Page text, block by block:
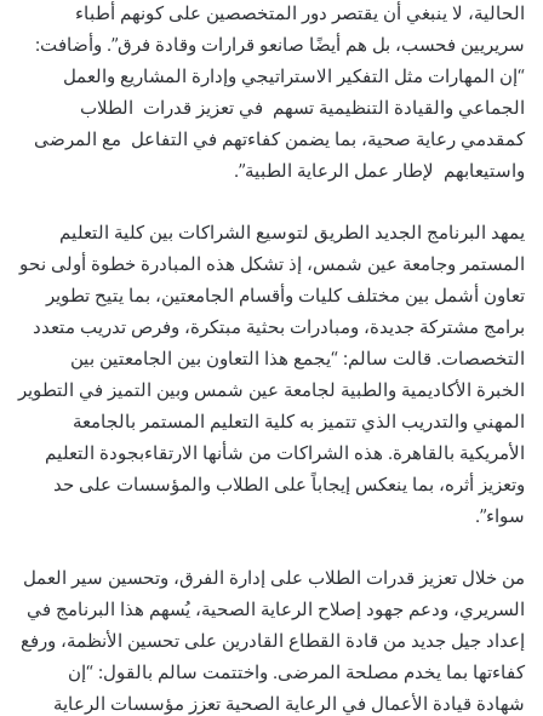
الحالية، لا ينبغي أن يقتصر دور المتخصصين على كونهم أطباء
سريريين فحسب، بل هم أيضًا صانعو قرارات وقادة فرق”. وأضافت:
“إن المهار ات مثل التفكير الاستراتيجي وإدارة المشاريع والعمل
الجماعي والقيادة التنظيمية تسهم في تعزيز قدرات الطلاب
كمقدمي رعاية صحية، بما يضمن كفاءتهم في التفاعل مع المرضى
واستيعابهم لإطار عمل الرعاية الطبية”.
يمهد البرنامج الجديد الطريق لتوسيع الشراكات بين كلية التعليم
المستمر وجامعة عين شمس، إذ تشكل هذه المبادرة خطوة أولى نحو
تعاون أشمل بين مختلف كليات وأقسام الجامعتين، بما يتيح تطوير
برامج مشتركة جديدة، ومبادرات بحثية مبتكرة، وفرص تدريب متعدد
التخصصات. قالت سالم: “يجمع هذا التعاون بين الجامعتين بين
الخبرة الأكاديمية والطبية لجامعة عين شمس وبين التميز في التطوير
المهني والتدريب الذي تتميز به كلية التعليم المستمر بالجامعة
الأمريكية بالقاهرة. هذه الشراكات من شأنها الارتقاءبجودة التعليم
وتعزيز أثره، بما ينعكس إيجاباً على الطلاب والمؤسسات على حد
سواء”.
من خلال تعزيز قدرات الطلاب على إدارة الفرق، وتحسين سير العمل
السريري، ودعم جهود إصلاح الرعاية الصحية، يُسهم هذا البرنامج في
إعداد جيل جديد من قادة القطاع القادرين على تحسين الأنظمة، ورفع
كفاءتها بما يخدم مصلحة المرضى. واختتمت سالم بالقول: “إن
شهادة قيادة الأعمال في الرعاية الصحية تعزز مؤسسات الرعاية